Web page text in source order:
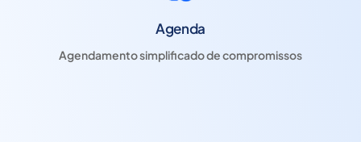
Agenda
Agendamento simplificado de compromissos